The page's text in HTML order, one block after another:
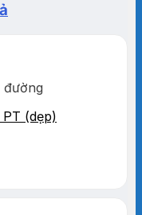
đường
(dẹp)